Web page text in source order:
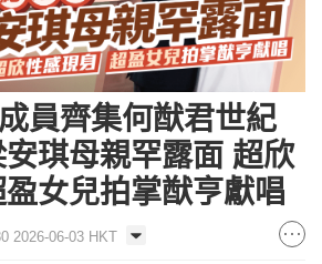
員齊集何猷君世紀
琪母親罕露面 超欣
女兒拍掌猷亨獻唱
2026-06-03 HKT